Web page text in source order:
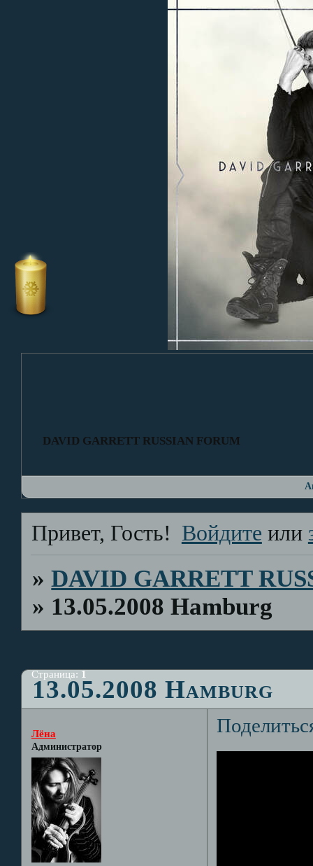
DAVID GARRETT RUSSIAN FORUM
Привет, Гость! Войдите или
»DAVID GARRETT
» 13.05.2008 Hamburg
13.05.2008 Hamburg
Страница:1
Лёна
Администратор